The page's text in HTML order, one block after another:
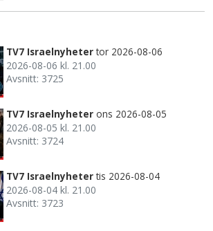
TV7 Israelnyheter tor 2026-08-06
2026-08-06 kl. 21.00
Avsnitt: 3725
TV7 Israelnyheter ons 2026-08-05
2026-08-05 kl. 21.00
Avsnitt: 3724
TV7 Israelnyheter tis 2026-08-04
2026-08-04 kl. 21.00
Avsnitt: 3723